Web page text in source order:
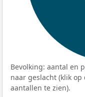
Bevolking: aantal en
naar geslacht (klik
aantallen te zien).